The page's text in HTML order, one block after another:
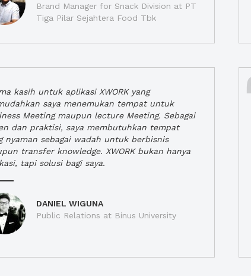
Brand Manager for Snack Division at PT
Tiga Pilar Sejahtera Food Tbk
kasih untuk aplikasi XWORK yang
saya menemukan tempat untuk
Meeting maupun lecture Meeting. Sebagai
dan praktisi, saya membutuhkan tempat
nyaman sebagai wadah untuk berbisnis
transfer knowledge. XWORK bukan hanya
tapi solusi bagi saya.
DANIEL WIGUNA
Public Relations at Binus University